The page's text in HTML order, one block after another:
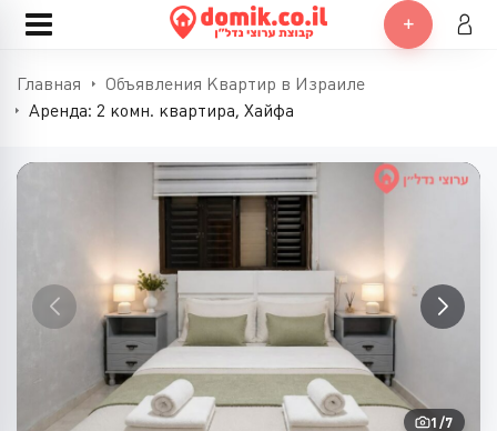
Главная
Объявления Квартир в Израиле
Аренда: 2 комн. квартира, Хайфа
1 /7